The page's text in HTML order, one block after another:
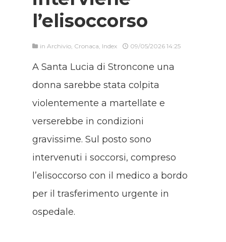
l’elisoccorso
in Archivio Cronaca Index 09/05/2026 14:25
A Santa Lucia di Stroncone una
donna sarebbe stata colpita
violentemente a martellate e
verserebbe in condizioni
gravissime. Sul posto sono
intervenuti i soccorsi, compreso
l’elisoccorso con il medico a bordo
per il trasferimento urgente in
ospedale.